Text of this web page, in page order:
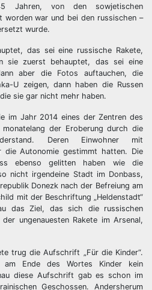
Jahren, von den sowjetischen
war und bei den russischen –
wurde.
das sei eine russische Rakete,
sie zuerst behauptet, das sei eine
aber die Fotos auftauchen, die
U zeigen, dann haben die Russen
sie gar nicht mehr haben.
im Jahr 2014 eines der Zentren des
der Eroberung durch die
Deren Einwohner mit
die Autonomie gestimmt hatten. Die
ebenso gelitten haben wie die
nicht irgendeine Stadt im Donbass,
Donezk nach der Befreiung am
mit der Beschriftung „Heldenstadt“
das Ziel, das sich die russischen
ungenauesten Rakete im Arsenal,
trug die Aufschrift „Für die Kinder“.
am Ende des Wortes Kinder kein
diese Aufschrift gab es schon im
Geschossen. Andersherum